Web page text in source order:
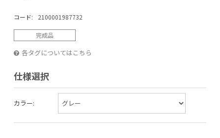
コード: 2100001987732
完成品
各タグについてはこちら
仕様選択
カラー: